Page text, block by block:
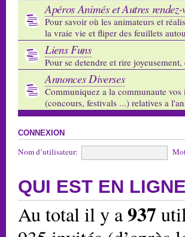
Apéros Animés et Autres rendez-
Pour savoir où les animateurs et
la vraie vie et fliper des feuillets
Liens Funs
Pour se detendre et rire
Annonces Diverses
Communiquez a la communaute vos
(concours, festivals ...) relatives a
CONNEXION
Nom d’utilisateur:
QUI EST EN LIGNE
Au total il y a937